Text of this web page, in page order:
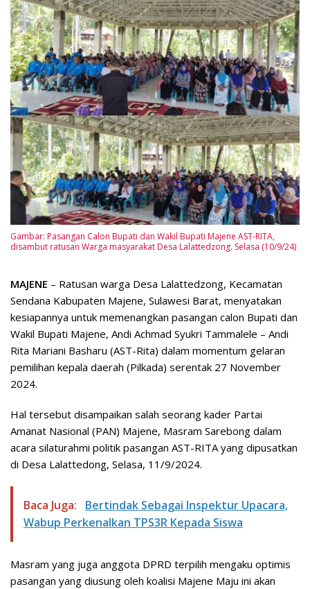
Gambar: Pasangan Calon Bupati dan Wakil Bupati Majene AST-RITA,
disambut ratusan Warga masyarakat Desa Lalattedzong. Selasa (10/9/24)
MAJENE – Ratusan warga Desa Lalattedzong, Kecamatan
Sendana Kabupaten Majene, Sulawesi Barat, menyatakan
kesiapannya untuk memenangkan pasangan calon Bupati dan
Wakil Bupati Majene, Andi Achmad Syukri Tammalele – Andi
Rita Mariani Basharu (AST-Rita) dalam momentum gelaran
pemilihan kepala daerah (Pilkada) serentak 27 November
2024.
Hal tersebut disampaikan salah seorang kader Partai
Amanat Nasional (PAN) Majene, Masram Sarebong dalam
acara silaturahmi politik pasangan AST-RITA yang dipusatkan
di Desa Lalattedong, Selasa, 11/9/2024.
Baca Juga:
Bertindak Sebagai Inspektur Upacara,
Wabup Perkenalkan TPS3R Kepada Siswa
Masram yang juga anggota DPRD terpilih mengaku optimis
pasangan yang diusung oleh koalisi Majene Maju ini akan